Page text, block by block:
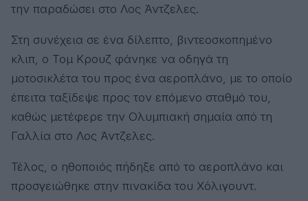
την παραδώσει στο Λος Άντζελες.
Στη συνέχεια σε ένα δίλεπτο, βιντεοσκοπημένο
κλιπ, ο Τομ Κρουζ φάνηκε να οδηγά τη
μοτοσικλέτα του προς ένα αεροπλάνο, με το οποίο
έπειτα ταξίδεψε προς τον επόμενο σταθμό του,
καθώς μετέφερε την Ολυμπιακή σημαία από τη
Γαλλία στο Λος Άντζελες.
Τέλος, ο ηθοποιός πήδηξε από το αεροπλάνο και
προσγειώθηκε στην πινακίδα του Χόλιγουντ.